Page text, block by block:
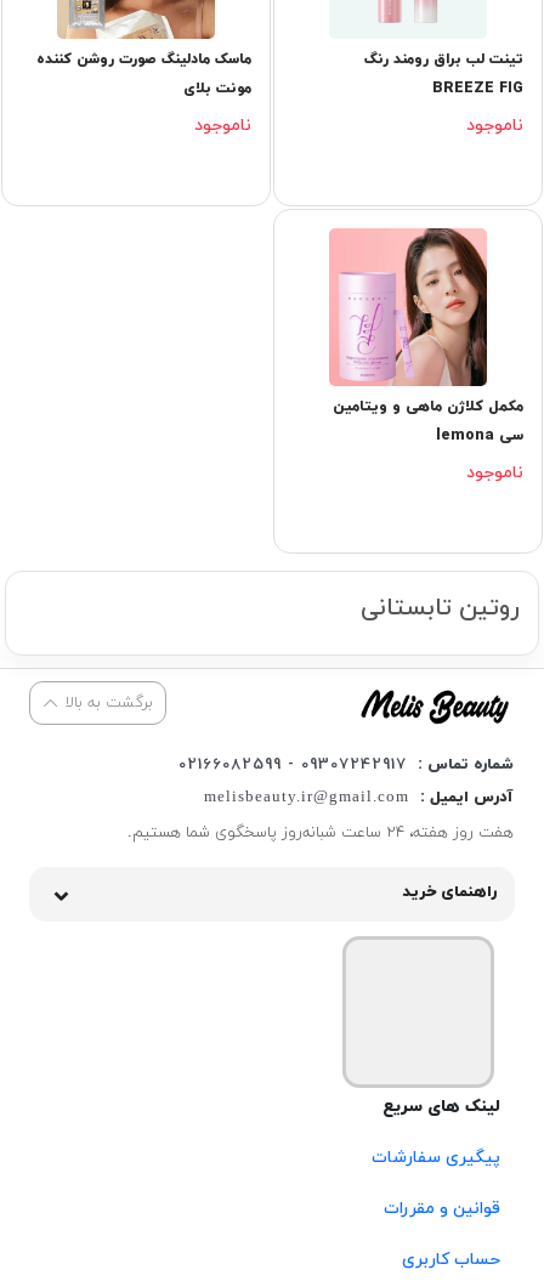
تینت لب براق رومند رنگ
BREEZE FIG
ناموجود
ماسک مادلینگ صورت روشن کننده
مونت بلای
ناموجود
مکمل کلاژن ماهی و ویتامین
سی lemona
ناموجود
روتین تابستانی
برگشت به بالا
شماره تماس :
09307242917 - 02166082599
آدرس ایمیل :
melisbeauty.ir@gmail.com
هفت روز هفته، ۲۴ ساعت شبانه‌روز پاسخگوی شما هستیم.
راهنمای خرید
لینک های سریع
پیگیری سفارشات
قوانین و مقررات
حساب کاربری